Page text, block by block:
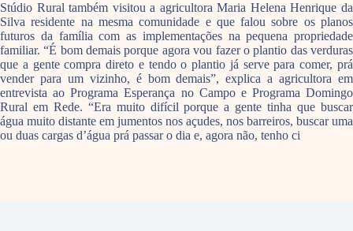
Stúdio Rural também visitou a agricultora Maria Helena Henrique da
Silva residente na mesma comunidade e que falou sobre os planos
futuros da família com as implementações na pequena propriedade
familiar. “É bom demais porque agora vou fazer o plantio das verduras
que a gente compra direto e tendo o plantio já serve para comer, prá
vender para um vizinho, é bom demais”, explica a agricultora em
entrevista ao Programa Esperança no Campo e Programa Domingo
Rural em Rede. “Era muito difícil porque a gente tinha que buscar
água muito distante em jumentos nos açudes, nos barreiros, buscar uma
ou duas cargas d’água prá passar o dia e, agora não, tenho ci